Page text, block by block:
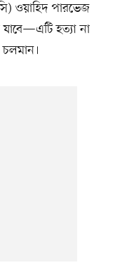
ওয়াহিদ পারভেজ
হত্যা না